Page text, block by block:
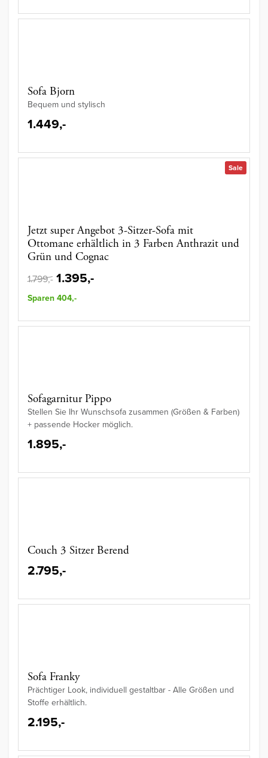
Sofa Bjorn
Bequem und stylisch
1.449,-
Sale
Jetzt super Angebot 3-Sitzer-Sofa mit
Ottomane erhältlich in 3 Farben Anthrazit und
Grün und Cognac
1.799,- 1.395,-
Sparen 404,-
Sofagarnitur Pippo
Stellen Sie Ihr Wunschsofa zusammen (Größen & Farben)
+ passende Hocker möglich.
1.895,-
Couch 3 Sitzer Berend
2.795,-
Sofa Franky
Prächtiger Look, individuell gestaltbar - Alle Größen und
Stoffe erhältlich.
2.195,-